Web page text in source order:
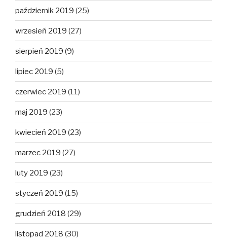
październik 2019 (25)
wrzesień 2019 (27)
sierpień 2019 (9)
lipiec 2019 (5)
czerwiec 2019 (11)
maj 2019 (23)
kwiecień 2019 (23)
marzec 2019 (27)
luty 2019 (23)
styczeń 2019 (15)
grudzień 2018 (29)
listopad 2018 (30)